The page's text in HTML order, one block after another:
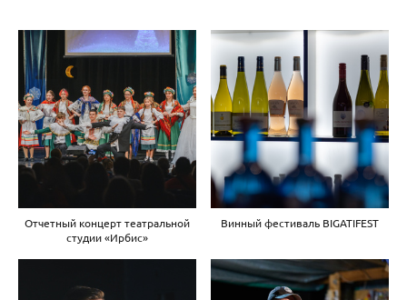
Отчетный концерт театральной
студии «Ирбис»
Винный фестиваль BIGATIFEST